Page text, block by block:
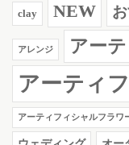
clay NEW
アレンジ アー
アーティ
アーティフィシャルフラワ